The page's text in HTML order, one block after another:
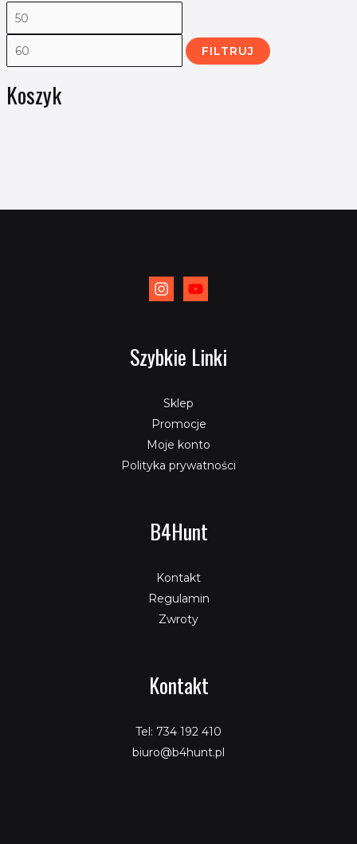
FILTRUJ
Koszyk
Szybkie Linki
Sklep
Promocje
Moje konto
Polityka prywatności
B4Hunt
Kontakt
Regulamin
Zwroty
Kontakt
Tel: 734 192 410
biuro@b4hunt.pl